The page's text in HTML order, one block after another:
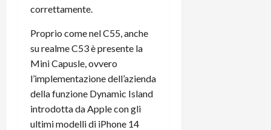
correttamente.
Proprio come nel C55, anche
su realme C53 è presente la
Mini Capusle, ovvero
l’implementazione dell’azienda
della funzione Dynamic Island
introdotta da Apple con gli
ultimi modelli di iPhone 14